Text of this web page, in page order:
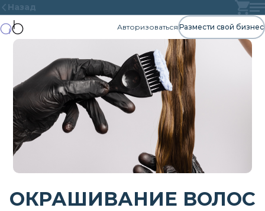
Назад
Авторизоваться Размести свой бизнес
ОКРАШИВАНИЕ ВОЛОС